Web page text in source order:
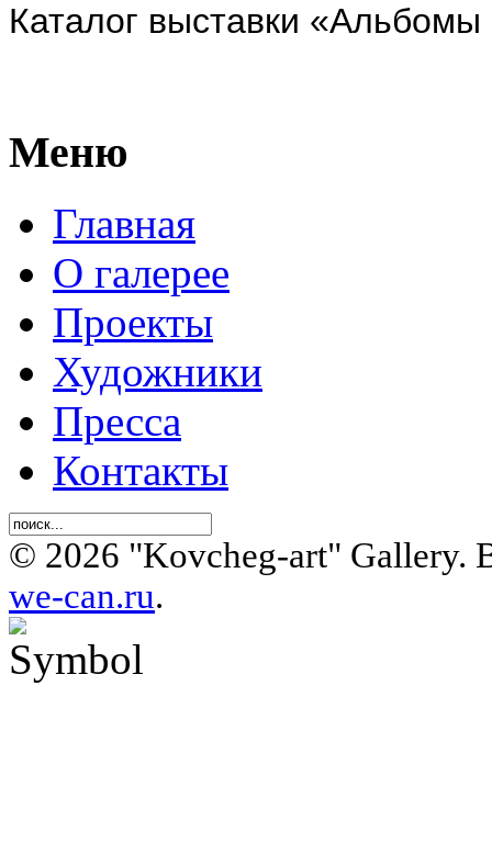
Каталог выставки
Меню
Главная
О галерее
Проекты
Художники
Пресса
Контакты
© 2026 "Kovcheg-art" Gallery.
we-can.ru.